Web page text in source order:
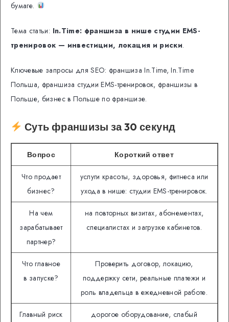
бумаге.
Тема статьи: In.Time: франшиза в нише студии EMS-
тренировок — инвестиции, локация и риски.
Ключевые запросы для SEO: франшиза In.Time, In.Time
Польша, франшиза студии EMS-тренировок, франшизы в
Польше, бизнес в Польше по франшизе.
Суть франшизы за 30 секунд
Вопрос Короткий ответ
Что продает
бизнес?
услуги красоты, здоровья, фитнеса или
ухода в нише: студии EMS-тренировок.
На чем
зарабатывает
партнер?
на повторных визитах, абонементах,
специалистах и загрузке кабинетов.
Что главное
в запуске?
Проверить договор, локацию,
поддержку сети, реальные платежи и
роль владельца в ежедневной работе.
Главный риск
дорогое оборудование, слабый